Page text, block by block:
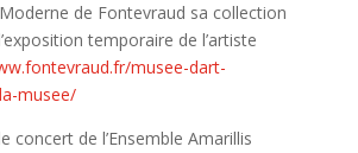
de Fontevraud sa collection
temporaire de l’artiste
musee-dart-
musee/
concert de l’Ensemble Amarillis